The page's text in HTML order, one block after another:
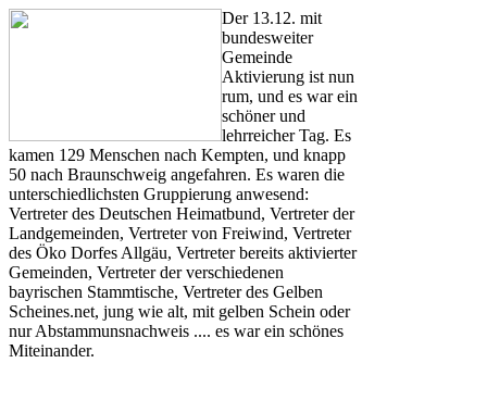
Der 13.12. mit
bundesweiter
Gemeinde
Aktivierung ist nun
rum, und es war ein
schöner und
lehrreicher Tag. Es
kamen 129 Menschen nach Kempten, und knapp
50 nach Braunschweig angefahren. Es waren die
unterschiedlichsten Gruppierung anwesend:
Vertreter des Deutschen Heimatbund, Vertreter der
Landgemeinden, Vertreter von Freiwind, Vertreter
des Öko Dorfes Allgäu, Vertreter bereits aktivierter
Gemeinden, Vertreter der verschiedenen
bayrischen Stammtische, Vertreter des Gelben
Scheines.net, jung wie alt, mit gelben Schein oder
nur Abstammunsnachweis .... es war ein schönes
Miteinander.